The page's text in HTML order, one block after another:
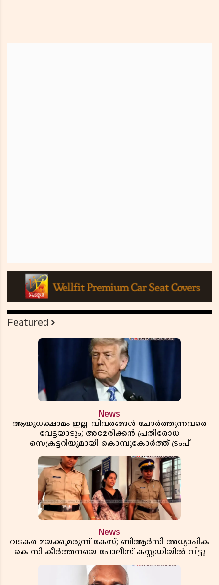
Featured
News
ആയുധക്ഷാമം ഇല്ല, വിവരങ്ങൾ ചോർത്തുന്നവരെ
വേട്ടയാടും; അമേരിക്കൻ പ്രതിരോധ
സെക്രട്ടറിയുമായി കൊമ്പുകോർത്ത് ട്രംപ്
News
വടകര മയക്കുമരുന്ന് കേസ്; ബിആർസി അധ്യാപിക
കെ സി കീർത്തനയെ പോലീസ് കസ്റ്റഡിയിൽ വിട്ടു